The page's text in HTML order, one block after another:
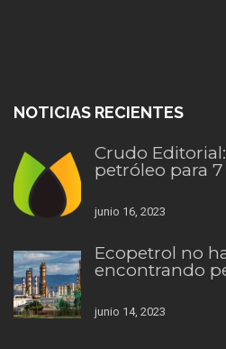
NOTICIAS RECIENTES
Crudo
petróleo para 7
junio 16, 2023
Ecopetrol no
encontrando
junio 14, 2023